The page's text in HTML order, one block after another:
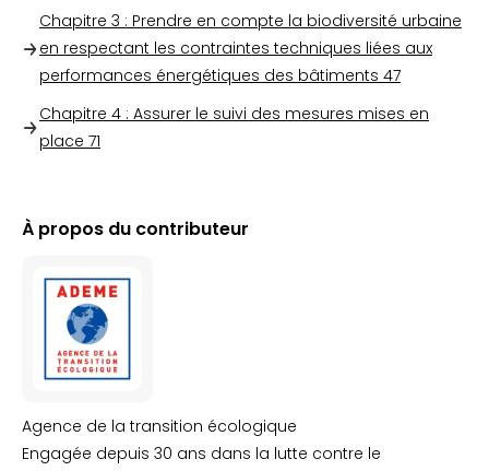
Chapitre 3 : Prendre en compte la biodiversité urbaine
en respectant les contraintes techniques liées aux
performances énergétiques des bâtiments 47
Chapitre 4 : Assurer le suivi des mesures mises en
place 71
À propos du contributeur
Agence de la transition écologique
Engagée depuis 30 ans dans la lutte contre le